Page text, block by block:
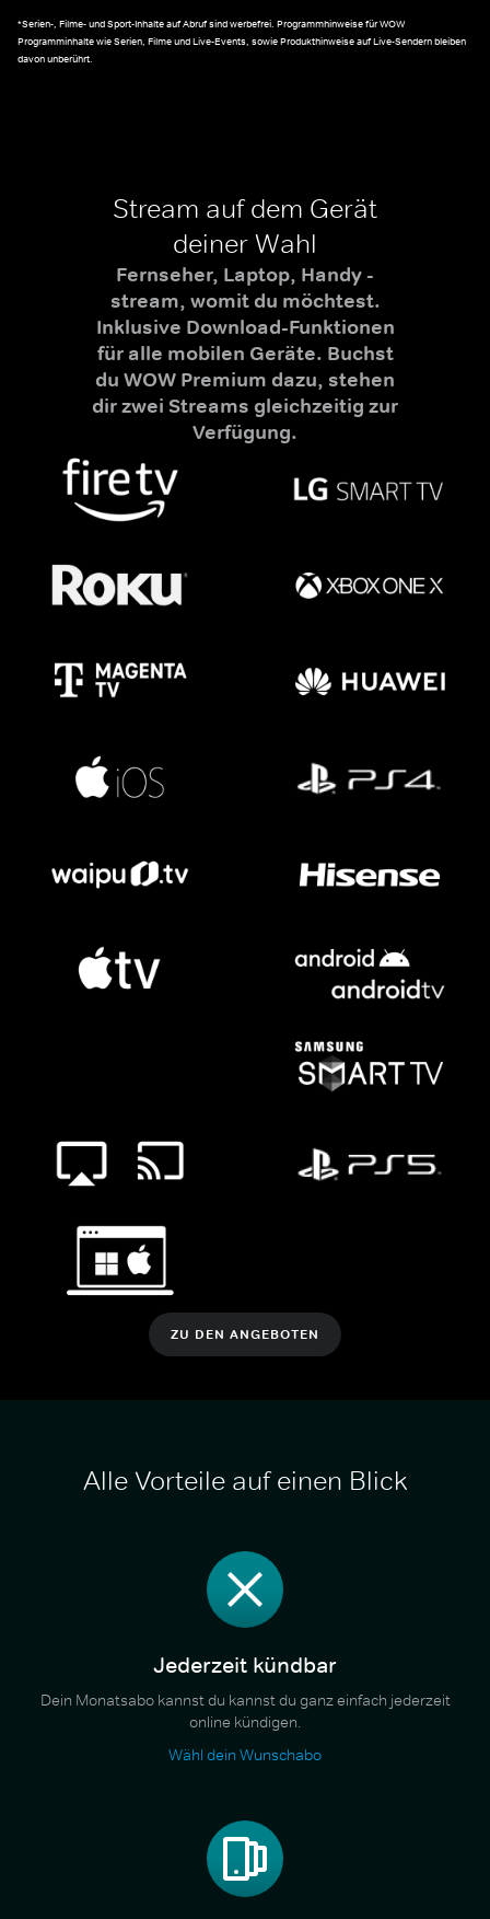
*Serien-, Filme- und Sport-Inhalte auf Abruf sind werbefrei. Programmhinweise für WOW
Programminhalte wie Serien, Filme und Live-Events, sowie Produkthinweise auf Live-Sendern bleiben
davon unberührt.
Stream auf dem Gerät
deiner Wahl
Fernseher, Laptop, Handy -
stream, womit du möchtest.
Inklusive Download-Funktionen
für alle mobilen Geräte. Buchst
du WOW Premium dazu, stehen
dir zwei Streams gleichzeitig zur
Verfügung.
ZU DEN ANGEBOTEN
Alle Vorteile auf einen Blick
Jederzeit kündbar
Dein Monatsabo kannst du kannst du ganz einfach jederzeit
online kündigen.
Wähl dein Wunschabo